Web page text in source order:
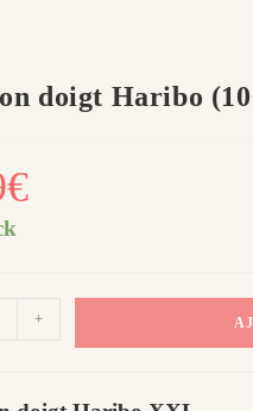
doigt Haribo
€
doigt
+